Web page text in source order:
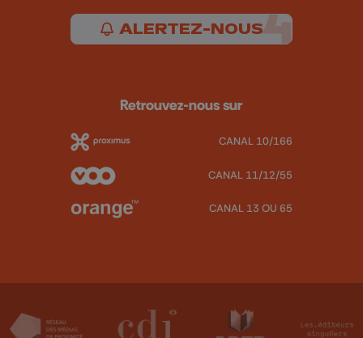
ALERTEZ-NOUS
Retrouvez-nous sur
CANAL 10/166
CANAL 11/12/55
CANAL 13 OU 65